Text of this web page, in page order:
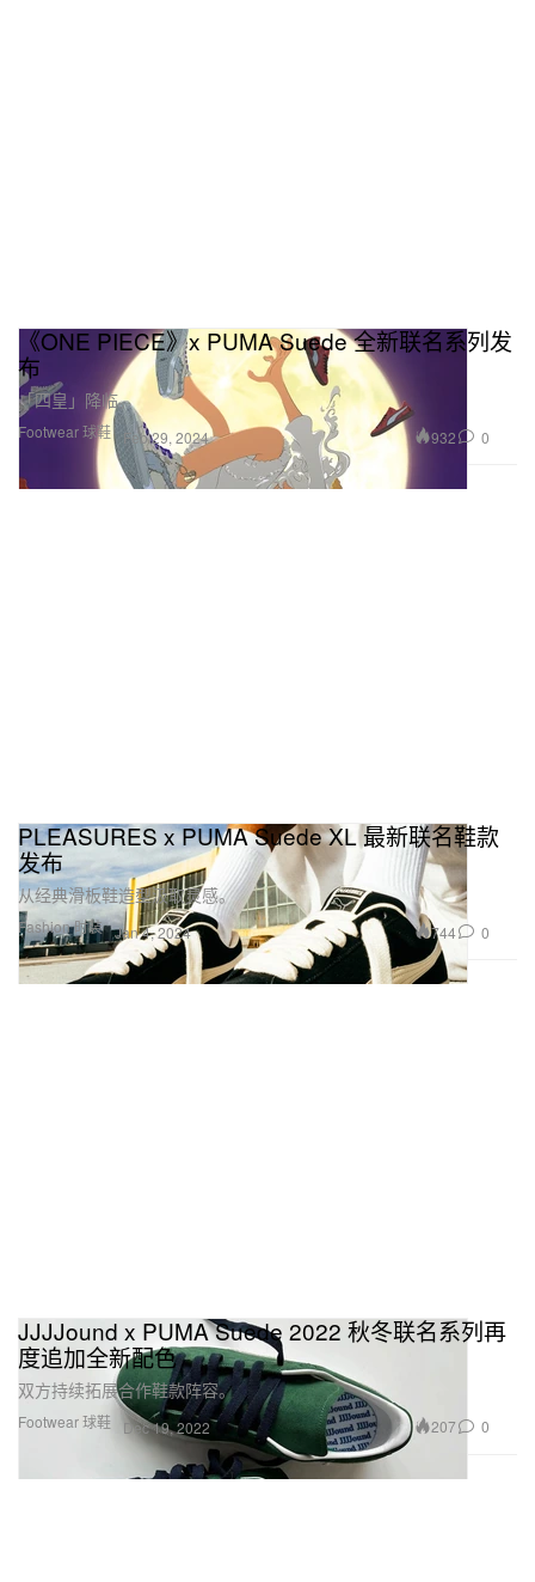
Footwear 球鞋
《ONE PIECE》x PUMA Suede 全新联名系列发
布
「四皇」降临。
Feb 29, 2024 932 0
Fashion 时装
PLEASURES x PUMA Suede XL 最新联名鞋款
发布
从经典滑板鞋造型汲取灵感。
Jan 4, 2024 744 0
Footwear 球鞋
JJJJound x PUMA Suede 2022 秋冬联名系列再
度追加全新配色
双方持续拓展合作鞋款阵容。
Dec 19, 2022 207 0